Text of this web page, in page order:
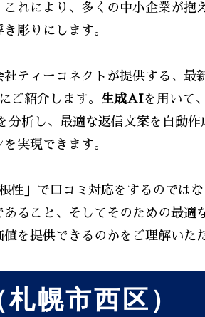
れにより、多くの中小企業が抱
彫りにします。
ティーコネクトが提供する、最
ご紹介します。 生成AIを用いて
析し、最適な返信文案を自動作
実現できます。
性」で口コミ対応をするのではな
あること、そしてそのための最適
を提供できるのかをご理解いた
幌市西区）